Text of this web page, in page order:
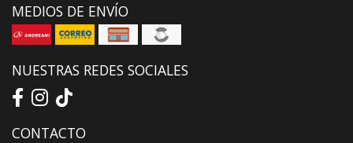
MEDIOS DE ENVÍO
NUESTRAS REDES SOCIALES
CONTACTO